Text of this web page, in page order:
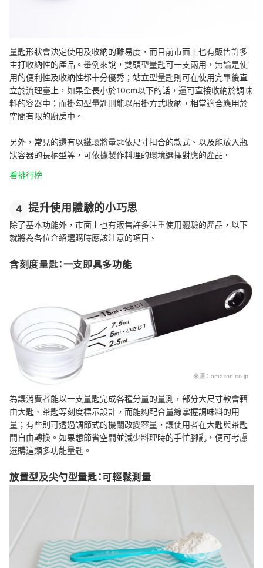
量匙形狀會決定使用及收納的難易度，而目前市面上也有販售許多
主打收納性的產品。舉例來說，雙頭型量匙可一支兩用，無論是使
用的便利性及收納性都十分優秀；站立型量匙則可在使用完畢後直
立於流理臺上，如果全長小於10cm以下的話，還可直接收納於調味
料的容器中；而掛勾型量匙則能以吊掛方式收納，相當適合應用於
空間有限的廚房中。
另外，常見的還有以鐵環將量匙依尺寸扣合的款式、以及能放入瓶
狀容器的長柄型等，可依據製作料理的環境選擇對應的產品。
看排行榜
4 提升使用體驗的小巧思
除了基本功能外，市面上也有販售許多注重使用體驗的產品，以下
就將為各位介紹選購時應該注意的項目。
含刻度量匙：一支即具多功能
來源： amazon.co.jp
為讓消費者能以一支量匙完成各種分量的量測，部分大尺寸款會藉
由大匙、茶匙等刻度標示設計，而能夠配合量線掌握調味料的用
量；有些則可透過調節式的機關改變容量，讓使用者在大匙與茶匙
間自由轉換。如果想節省空間並減少料理時的手忙腳亂，便可考慮
選購這類多功能量匙。
放置型及尖勺型量匙：可輕鬆測量